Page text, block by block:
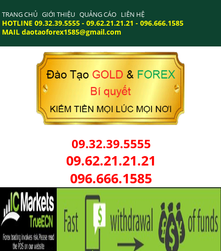
TRANG CHỦ GIỚI THIỆU QUẢNG CÁO LIÊN HỆ
HOTLINE 09.32.39.5555 - 09.62.21.21.21 - 096.666.1585
MAIL daotaoforex1585@gmail.com
09.32.39.5555
09.62.21.21.21
096.666.1585